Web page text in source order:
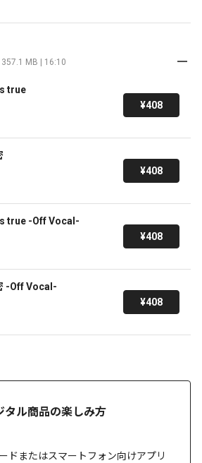
MB | 16:10
true
¥408
¥408
true -Off Vocal-
¥408
-Off Vocal-
¥408
タル商品の楽しみ方
ドまたはスマートフォン向けアプリ